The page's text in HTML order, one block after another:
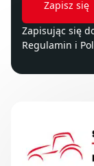
Zapisując się
Regulamin i